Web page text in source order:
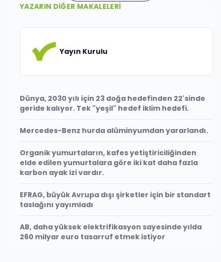
YAZARIN DIĞER MAKALELERI
Yayın Kurulu
Dünya, 2030 yılı için 23 doğa hedefinden 22'sinde
geride kalıyor. Tek "yeşil" hedef iklim hedefi.
Mercedes-Benz hurda alüminyumdan yararlandı.
Organik yumurtaların, kafes yetiştiriciliğinden
elde edilen yumurtalara göre iki kat daha fazla
karbon ayak izi vardır.
EFRAG, büyük Avrupa dışı şirketler için bir standart
taslağını yayımladı
AB, daha yüksek elektrifikasyon sayesinde yılda
260 milyar euro tasarruf etmek istiyor